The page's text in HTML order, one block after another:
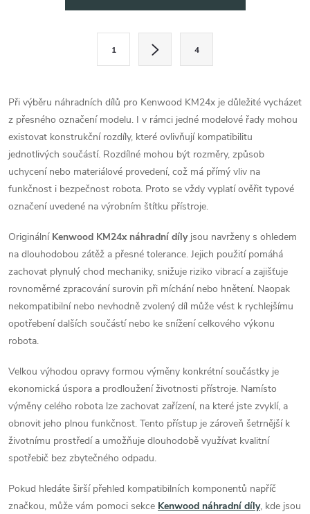
d
a
c
í
p
r
v
k
y
v
ý
p
i
s
u
á
n
k
o
v
á
n
í
1 4
Při výběru náhradních dílů pro Kenwood KM24x je důležité vycházet
z přesného označení modelu. I v rámci jedné modelové řady mohou
existovat konstrukční rozdíly, které ovlivňují kompatibilitu
jednotlivých součástí. Rozdílné mohou být rozměry, způsob
uchycení nebo materiálové provedení, což má přímý vliv na
funkčnost i bezpečnost robota. Proto se vždy vyplatí ověřit typové
označení uvedené na výrobním štítku přístroje.
Originální Kenwood KM24x náhradní dílyjsou navrženy s ohledem
na dlouhodobou zátěž a přesné tolerance. Jejich použití pomáhá
zachovat plynulý chod mechaniky, snižuje riziko vibrací a zajišťuje
rovnoměrné zpracování surovin při míchání nebo hnětení. Naopak
nekompatibilní nebo nevhodně zvolený díl může vést k rychlejšímu
opotřebení dalších součástí nebo ke snížení celkového výkonu
robota.
Velkou výhodou opravy formou výměny konkrétní součástky je
ekonomická úspora a prodloužení životnosti přístroje. Namísto
výměny celého robota lze zachovat zařízení, na které jste zvyklí, a
obnovit jeho plnou funkčnost. Tento přístup je zároveň šetrnější k
životnímu prostředí a umožňuje dlouhodobě využívat kvalitní
spotřebič bez zbytečného odpadu.
Pokud hledáte širší přehled kompatibilních komponentů napříč
značkou, může vám pomoci sekce Kenwood náhradní díly, kde jsou